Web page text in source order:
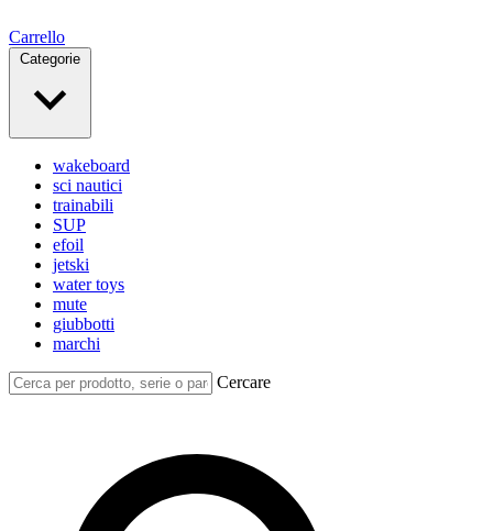
Carrello
Categorie
wakeboard
sci nautici
trainabili
SUP
efoil
jetski
water toys
mute
giubbotti
marchi
Cercare